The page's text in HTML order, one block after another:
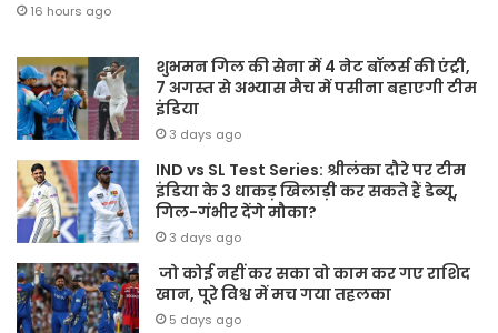
16 hours ago
शुभमन गिल की सेना में 4 नेट बॉलर्स की एंट्री,
7 अगस्त से अभ्यास मैच में पसीना बहाएगी टीम
इंडिया
3 days ago
IND vs SL Test Series: श्रीलंका दौरे पर टीम
इंडिया के 3 धाकड़ खिलाड़ी कर सकते हैं डेब्यू,
गिल-गंभीर देंगे मौका?
3 days ago
जो कोई नहीं कर सका वो काम कर गए राशिद
खान, पूरे विश्व में मच गया तहलका
5 days ago